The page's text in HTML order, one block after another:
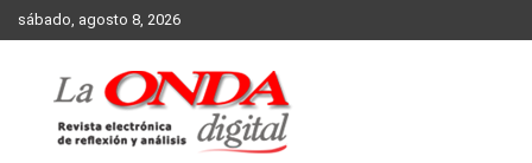
Skip
to
sábado, agosto 8, 2026